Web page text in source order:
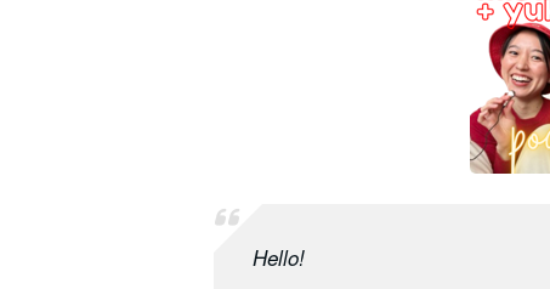
Hello!